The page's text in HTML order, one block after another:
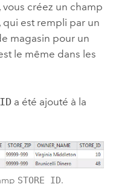
créez un champ
est rempli par un
magasin pour un
le même dans les
a été ajouté à la
STORE_ID.